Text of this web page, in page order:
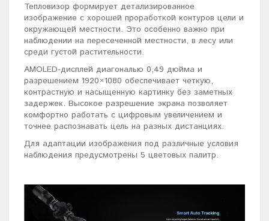
Тепловизор формирует детализированное
изображение с хорошей проработкой контуров цели и
окружающей местности. Это особенно важно при
наблюдении на пересеченной местности, в лесу или
среди густой растительности.
AMOLED-дисплей диагональю 0,49 дюйма и
разрешением 1920×1080 обеспечивает четкую,
контрастную и насыщенную картинку без заметных
задержек. Высокое разрешение экрана позволяет
комфортно работать с цифровым увеличением и
точнее распознавать цель на разных дистанциях.
Для адаптации изображения под различные условия
наблюдения предусмотрены 5 цветовых палитр.